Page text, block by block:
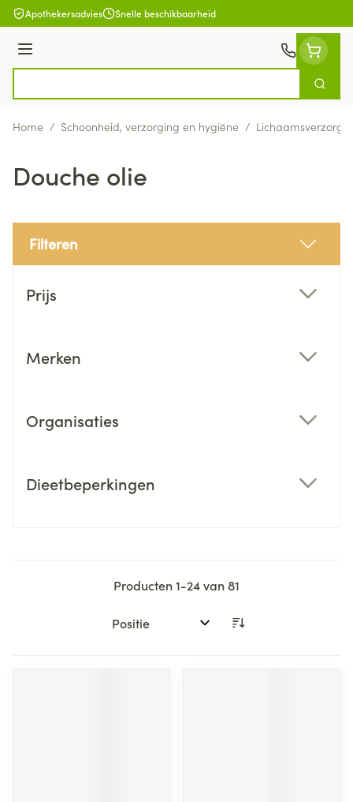
Ga naar de inhoud
Apothekersadvies Snelle beschikbaarheid
Menu
Zoek
Home / Schoonheid, verzorging en hygiëne /
Douche olie
Filteren
Prijs
Merken
Organisaties
Dieetbeperkingen
Producten1-24van81
Sorteer op: